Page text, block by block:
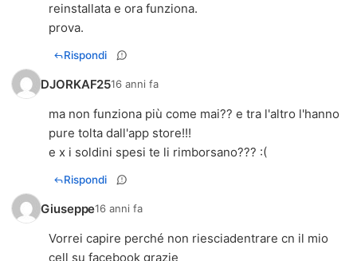
reinstallata e ora funziona.
prova.
Rispondi
DJORKAF2516 anni fa
ma non funziona più come mai?? e tra l'altro l'hanno
pure tolta dall'app store!!!
e x i soldini spesi te li rimborsano??? :(
Rispondi
Giuseppe16 anni fa
Vorrei capire perché non riesciadentrare cn il mio
cell su facebook grazie